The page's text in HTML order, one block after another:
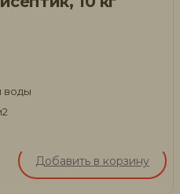
воды
Добавить в корзину